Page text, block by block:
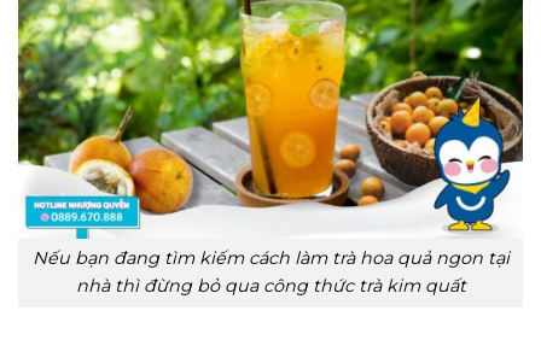
Nếu bạn đang tìm kiếm cách làm trà hoa quả ngon tại
nhà thì đừng bỏ qua công thức trà kim quất